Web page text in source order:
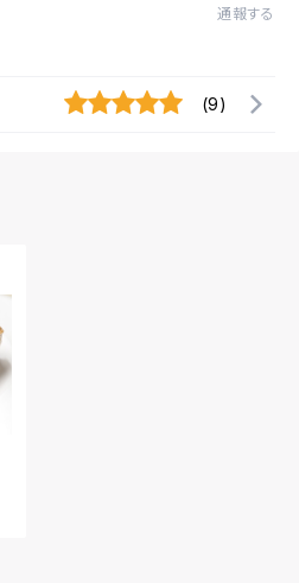
通報する
(9)